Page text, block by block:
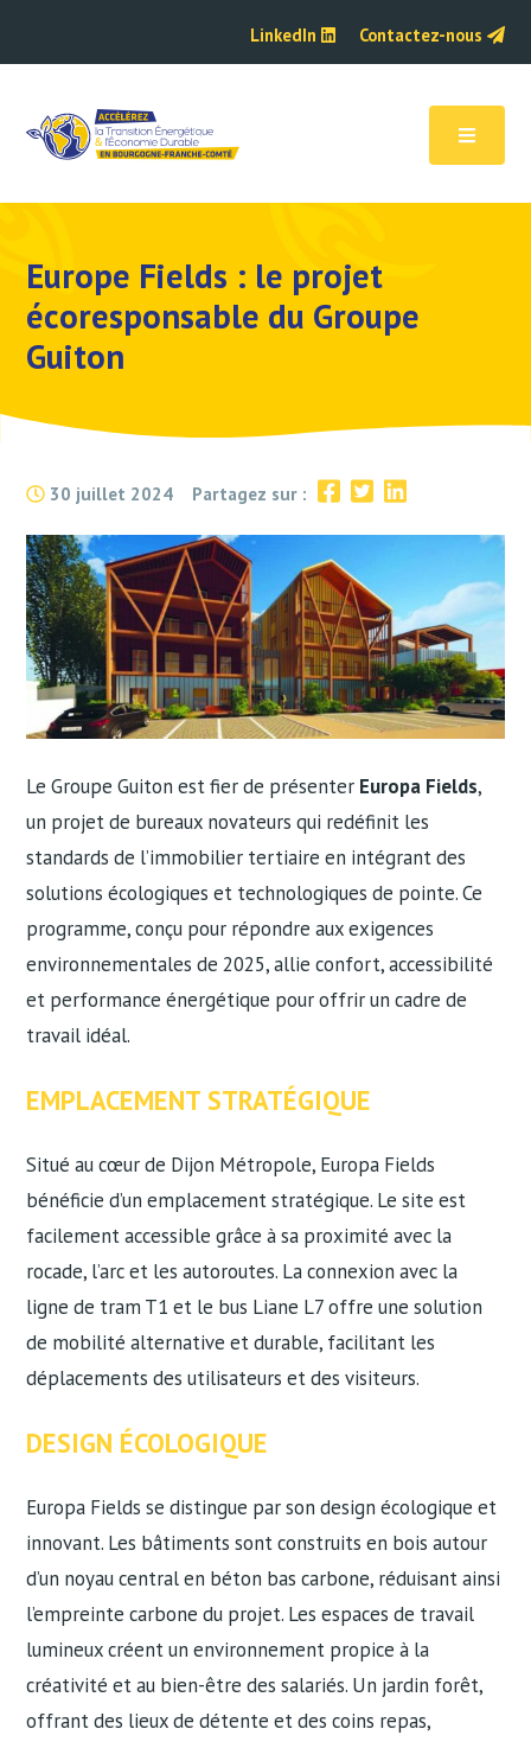
Contactez-nous
LinkedIn
Europe Fields : le projet
écoresponsable du Groupe
Guiton
30 juillet 2024 Partagez sur :
Le Groupe Guiton est fier de présenter Europa Fields,
un projet de bureaux novateurs qui redéfinit les
standards de l’immobilier tertiaire en intégrant des
solutions écologiques et technologiques de pointe. Ce
programme, conçu pour répondre aux exigences
environnementales de 2025, allie confort, accessibilité
et performance énergétique pour offrir un cadre de
travail idéal.
EMPLACEMENT STRATÉGIQUE
Situé au cœur de Dijon Métropole, Europa Fields
bénéficie d’un emplacement stratégique. Le site est
facilement accessible grâce à sa proximité avec la
rocade, l’arc et les autoroutes. La connexion avec la
ligne de tram T1 et le bus Liane L7 offre une solution
de mobilité alternative et durable, facilitant les
déplacements des utilisateurs et des visiteurs.
DESIGN ÉCOLOGIQUE
Europa Fields se distingue par son design écologique et
innovant. Les bâtiments sont construits en bois autour
d’un noyau central en béton bas carbone, réduisant ainsi
l’empreinte carbone du projet. Les espaces de travail
lumineux créent un environnement propice à la
créativité et au bien-être des salariés. Un jardin forêt,
offrant des lieux de détente et des coins repas,